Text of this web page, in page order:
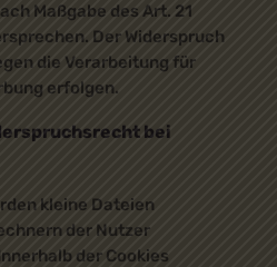
Maßgabe des Art. 21
Der Widerspruch
die Verarbeitung für
erfolgen.
bei
kleine Dateien
der Nutzer
der Cookies